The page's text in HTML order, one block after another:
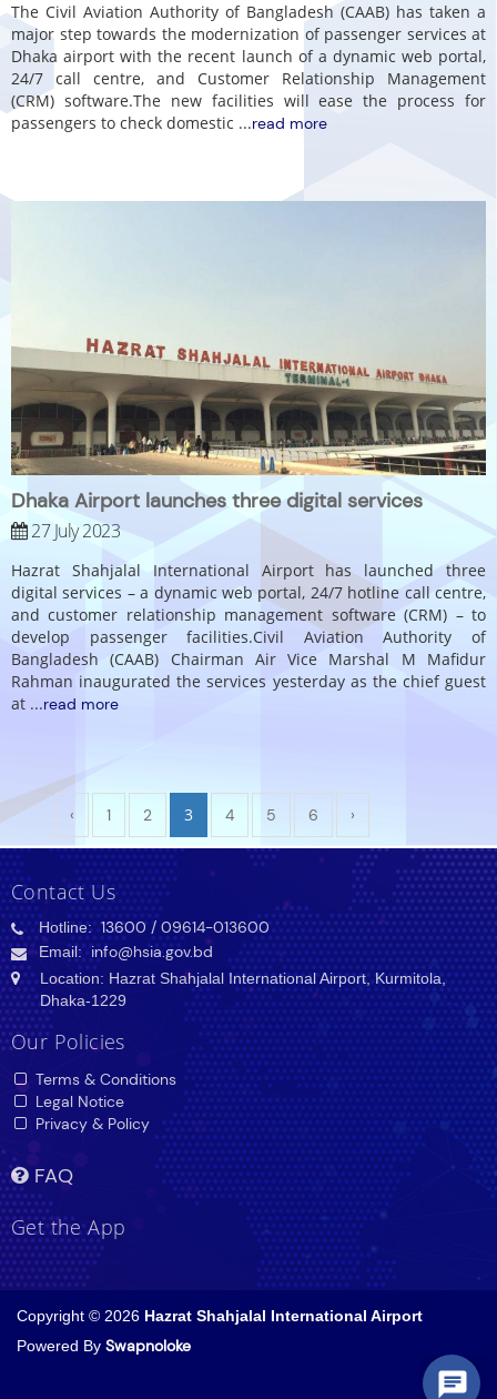
The Civil Aviation Authority of Bangladesh (CAAB) has taken a
major step towards the modernization of passenger services at
Dhaka airport with the recent launch of a dynamic web portal,
24/7 call centre, and Customer Relationship Management
(CRM) software.The new facilities will ease the process for
passengers to check domestic ...read more
Dhaka Airport launches three digital services
27 July 2023
Hazrat Shahjalal International Airport has launched three
digital services – a dynamic web portal, 24/7 hotline call centre,
and customer relationship management software (CRM) – to
develop passenger facilities.Civil Aviation Authority of
Bangladesh (CAAB) Chairman Air Vice Marshal M Mafidur
Rahman inaugurated the services yesterday as the chief guest
at ...read more
‹ 1 2 3 4 5 6 ›
Contact Us
Hotline:13600 / 09614-013600
Email:info@hsia.gov.bd
Location: Hazrat Shahjalal International Airport, Kurmitola,
Dhaka-1229
Our Policies
Terms & Conditions
Legal Notice
Privacy & Policy
FAQ
Get the App
Copyright © 2026 Hazrat Shahjalal International Airport
Powered By Swapnoloke